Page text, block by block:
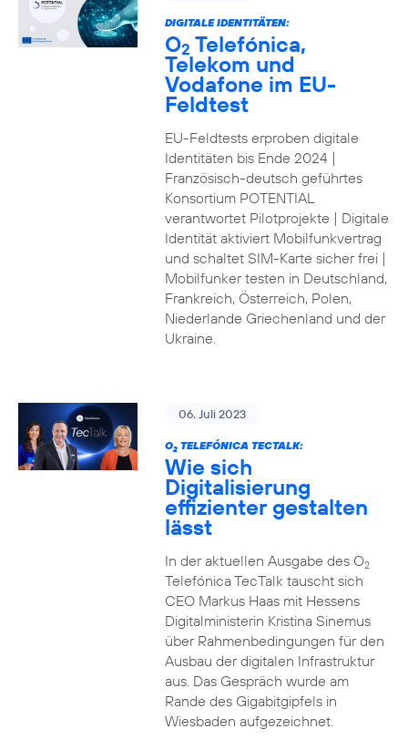
DIGITALE IDENTITÄTEN:
O2 Telefónica,
Telekom und
Vodafone im EU-
Feldtest
EU-Feldtests erproben digitale
Identitäten bis Ende 2024 |
Französisch-deutsch geführtes
Konsortium POTENTIAL
verantwortet Pilotprojekte | Digitale
Identität aktiviert Mobilfunkvertrag
und schaltet SIM-Karte sicher frei |
Mobilfunker testen in Deutschland,
Frankreich, Österreich, Polen,
Niederlande Griechenland und der
Ukraine.
06. Juli 2023
O2TELEFÓNICA TECTALK:
Wie sich
Digitalisierung
effizienter gestalten
lässt
In der aktuellen Ausgabe des O2
Telefónica TecTalk tauscht sich
CEO Markus Haas mit Hessens
Digitalministerin Kristina Sinemus
über Rahmenbedingungen für den
Ausbau der digitalen Infrastruktur
aus. Das Gespräch wurde am
Rande des Gigabitgipfels in
Wiesbaden aufgezeichnet.